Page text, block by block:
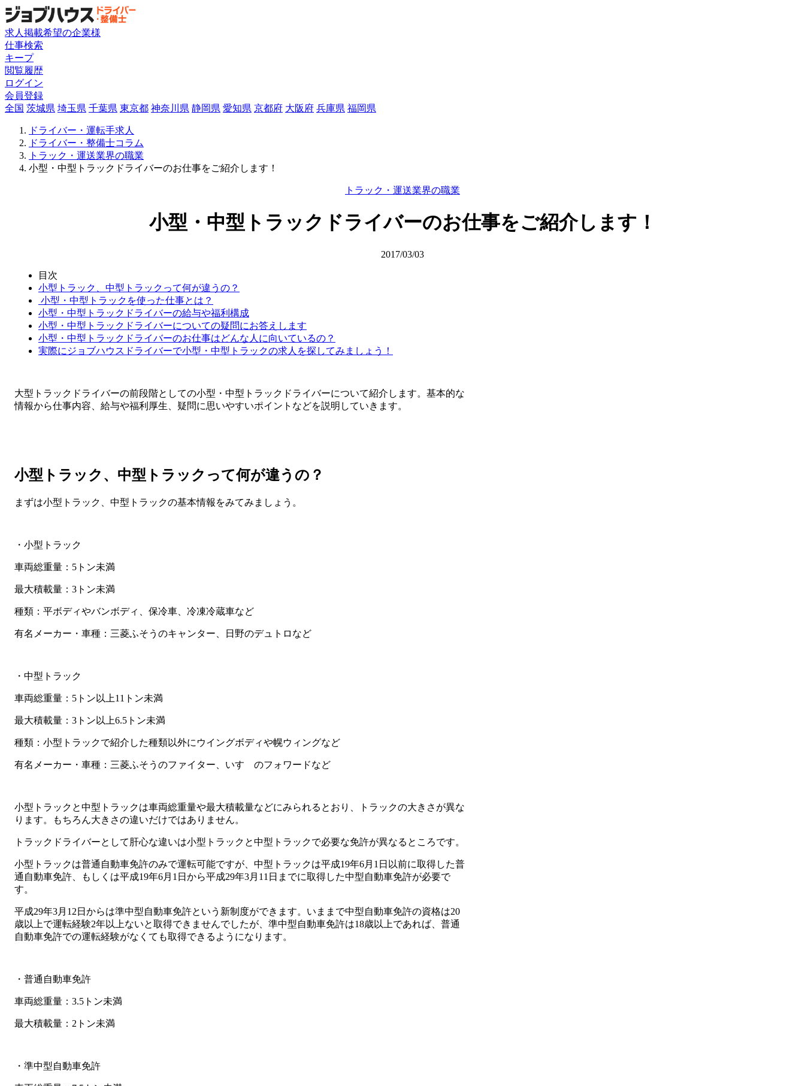
求人掲載希望の企業様
仕事検索
キープ
閲覧履歴
ログイン
会員登録
全国 茨城県 埼玉県 千葉県 東京都 神奈川県 静岡県 愛知県 京都府 大阪府 兵庫県 福岡県
ドライバー・運転手求人
ドライバー・整備士コラム
トラック・運送業界の職業
小型・中型トラックドライバーのお仕事をご紹介します！
トラック・運送業界の職業
小型・中型トラックドライバーのお仕事をご紹介します！
2017/03/03
目次
小型トラック、中型トラックって何が違うの？
小型・中型トラックを使った仕事とは？
小型・中型トラックドライバーの給与や福利構成
小型・中型トラックドライバーについての疑問にお答えします
小型・中型トラックドライバーのお仕事はどんな人に向いているの？
実際にジョブハウスドライバーで小型・中型トラックの求人を探してみましょう！
大型トラックドライバーの前段階としての小型・中型トラックドライバーについて紹介します。基本的な
情報から仕事内容、給与や福利厚生、疑問に思いやすいポイントなどを説明していきます。
小型トラック、中型トラックって何が違うの？
まずは小型トラック、中型トラックの基本情報をみてみましょう。
・小型トラック
車両総重量：5トン未満
最大積載量：3トン未満
種類：平ボディやバンボディ、保冷車、冷凍冷蔵車など
有名メーカー・車種：三菱ふそうのキャンター、日野のデュトロなど
・中型トラック
車両総重量：5トン以上11トン未満
最大積載量：3トン以上6.5トン未満
種類：小型トラックで紹介した種類以外にウイングボディや幌ウィングなど
有名メーカー・車種：三菱ふそうのファイター、いすゞのフォワードなど
小型トラックと中型トラックは車両総重量や最大積載量などにみられるとおり、トラックの大きさが異な
ります。もちろん大きさの違いだけではありません。
トラックドライバーとして肝心な違いは小型トラックと中型トラックで必要な免許が異なるところです。
小型トラックは普通自動車免許のみで運転可能ですが、中型トラックは平成19年6月1日以前に取得した普
通自動車免許、もしくは平成19年6月1日から平成29年3月11日までに取得した中型自動車免許が必要で
す。
平成29年3月12日からは準中型自動車免許という新制度ができます。いままで中型自動車免許の資格は20
歳以上で運転経験2年以上ないと取得できませんでしたが、準中型自動車免許は18歳以上であれば、普通
自動車免許での運転経験がなくても取得できるようになります。
・普通自動車免許
車両総重量：3.5トン未満
最大積載量：2トン未満
・準中型自動車免許